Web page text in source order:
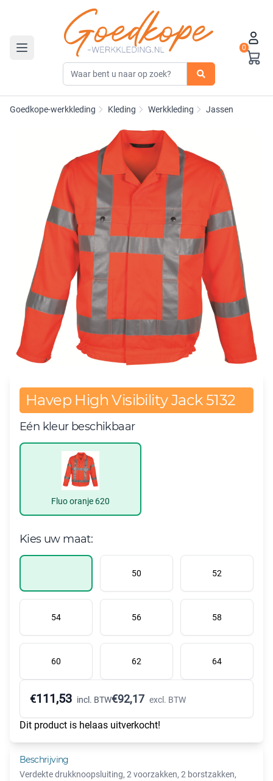
Toggle navigation
0
Goedkope-werkkleding Kleding Werkkleding Jassen
Havep High Visibility Jack 5132
Eén kleur beschikbaar
Fluo oranje 620
Kies uw maat:
50 52
54 56 58
60 62 64
€111,53 incl. BTW€92,17 excl. BTW
Dit product is helaas uitverkocht!
Beschrijving
Verdekte drukknoopsluiting, 2 voorzakken, 2 borstzakken,